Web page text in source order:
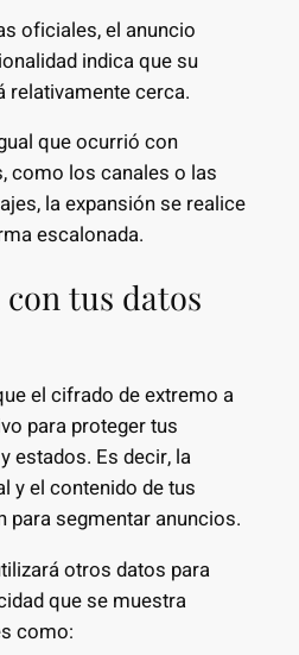
oficiales, el anuncio
indica que su
relativamente cerca.
que ocurrió con
como los canales o las
la expansión se realice
escalonada.
con tus datos
el cifrado de extremo a
para proteger tus
estados. Es decir, la
y el contenido de tus
para segmentar anuncios.
otros datos para
que se muestra
como: